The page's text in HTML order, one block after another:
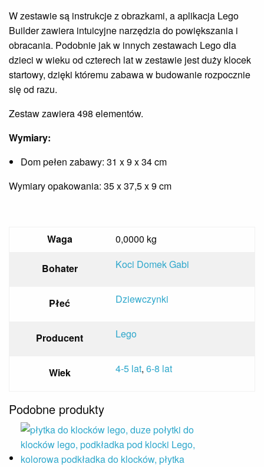
W zestawie są instrukcje z obrazkami, a aplikacja Lego
Builder zawiera intuicyjne narzędzia do powiększania i
obracania. Podobnie jak w innych zestawach Lego dla
dzieci w wieku od czterech lat w zestawie jest duży klocek
startowy, dzięki któremu zabawa w budowanie rozpocznie
się od razu.
Zestaw zawiera 498 elementów.
Wymiary:
Dom pełen zabawy: 31 x 9 x 34 cm
Wymiary opakowania: 35 x 37,5 x 9 cm
Waga 0,0000 kg
Bohater Koci Domek Gabi
Płeć Dziewczynki
Producent Lego
Wiek 4-5 lat, 6-8 lat
Podobne produkty